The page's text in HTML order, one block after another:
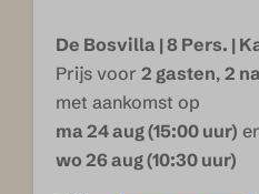
Veiligheid
Brandblusser
Blusdeken
De Bosvilla | 8 Pers. |
Prijs voor 2 gasten, 2
met aankomst op
ma 24 aug (15:00 uur)
wo 26 aug (10:30 uur)